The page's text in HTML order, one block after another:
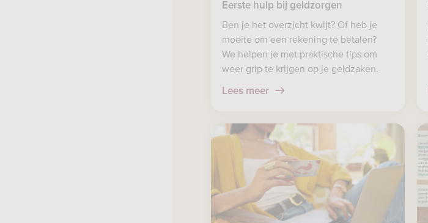
Eerste hulp bij geldzorgen
Ben je het overzicht kwijt? Of heb je
moeite om een rekening te betalen?
We helpen je met praktische tips om
weer grip te krijgen op je geldzaken.
Lees meer